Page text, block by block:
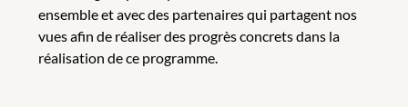
ensemble et avec des partenaires qui partagent nos
vues afin de réaliser des progrès concrets dans la
réalisation de ce programme.